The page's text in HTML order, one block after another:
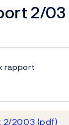
2/03
rapport
2/2003 (pdf)